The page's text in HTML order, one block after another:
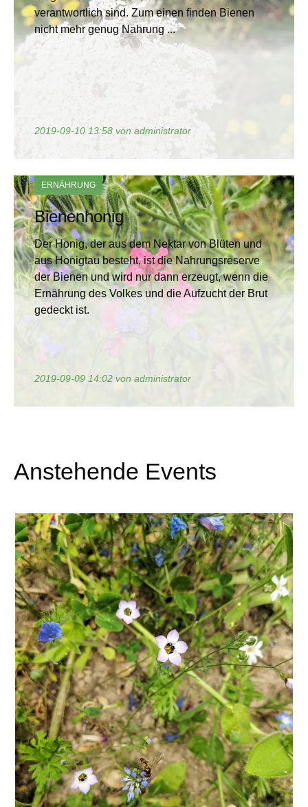
verantwortlich sind. Zum einen finden Bienen
nicht mehr genug Nahrung ...
2019-09-10 13:58 von administrator
ERNÄHRUNG
Bienenhonig
Der Honig, der aus dem Nektar von Blüten und
aus Honigtau besteht, ist die Nahrungsreserve
der Bienen und wird nur dann erzeugt, wenn die
Ernährung des Volkes und die Aufzucht der Brut
gedeckt ist.
2019-09-09 14:02 von administrator
Anstehende Events